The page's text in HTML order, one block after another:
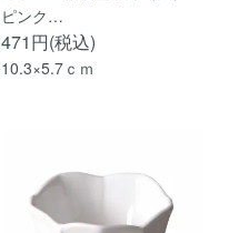
ピンク…
471円(税込)
10.3×5.7ｃｍ